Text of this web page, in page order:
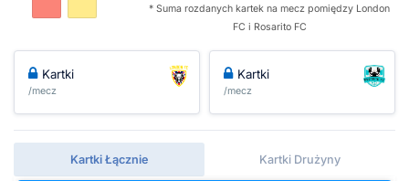
* Suma rozdanych kartek na mecz pomiędzy London
FC i Rosarito FC
Kartki
/mecz
Kartki
/mecz
Kartki Łącznie Kartki Drużyny